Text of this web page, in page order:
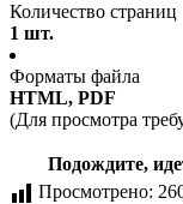
Количество страниц
1 шт.
Форматы файла
HTML, PDF
(Для просмотра
Подождите,
Просмотрено: